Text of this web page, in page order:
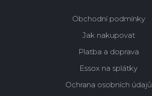
Obchodní podmínky
Jak nakupovat
Platba a doprava
Essox na splátky
Ochrana osobních údajů